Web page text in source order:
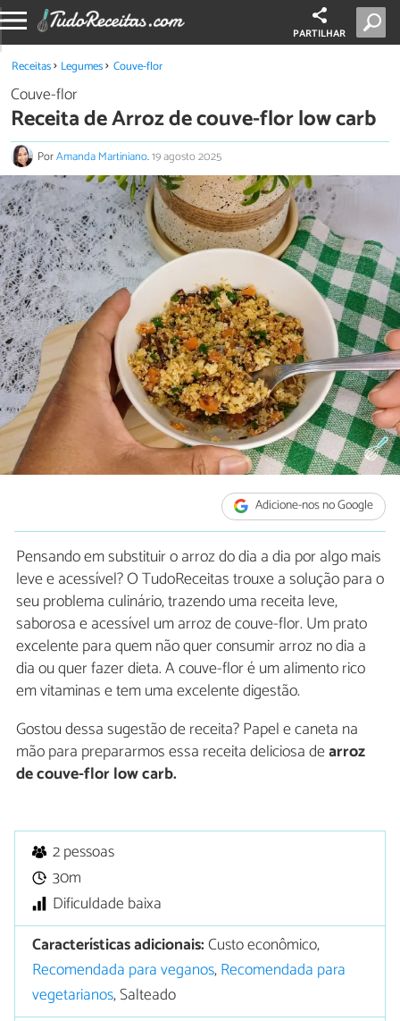
PARTILHAR
Receitas Legumes Couve-flor
Couve-flor
Receita de Arroz de couve-flor low carb
PorAmanda Martiniano.19 agosto 2025
Adicione-nos no Google
Pensando em substituir o arroz do dia a dia por algo mais
leve e acessível? O TudoReceitas trouxe a solução para o
seu problema culinário, trazendo uma receita leve,
saborosa e acessível um arroz de couve-flor. Um prato
excelente para quem não quer consumir arroz no dia a
dia ou quer fazer dieta. A couve-flor é um alimento rico
em vitaminas e tem uma excelente digestão.
Gostou dessa sugestão de receita? Papel e caneta na
mão para prepararmos essa receita deliciosa dearroz
de couve-flor low carb.
2 pessoas
30m
Dificuldade baixa
Características adicionais:Custo econômico,
Recomendada para veganos,Recomendada para
vegetarianos, Salteado